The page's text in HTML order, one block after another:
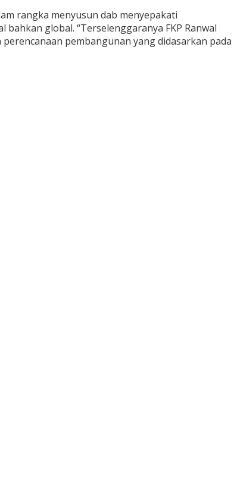
rangka menyusun dab menyepakati
global. “Terselenggaranya FKP Ranwal
pembangunan yang didasarkan pada